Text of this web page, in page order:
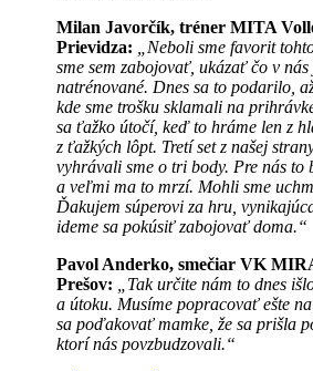
Milan Javorčík, tréner MITA
Prievidza:
„Neboli sme favorit
sme sem zabojovať, ukázať čo v
natrénované. Dnes sa to podarilo,
kde sme trošku sklamali na
sa ťažko útočí, keď to hráme len z
z ťažkých lôpt. Tretí set z našej
vyhrávali sme o tri body. Pre nás to
a veľmi ma to mrzí. Mohli sme
Ďakujem súperovi za hru,
ideme sa pokúsiť zabojovať doma.“
Pavol Anderko, smečiar VK
Prešov:
„Tak určite nám to dnes
a útoku. Musíme popracovať ešte
sa poďakovať mamke, že sa prišla
ktorí nás povzbudzovali.“